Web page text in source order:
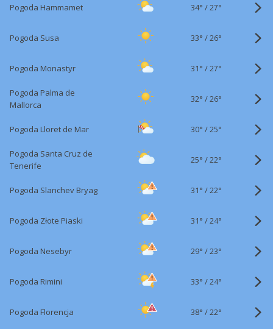
Pogoda Hammamet 34° /27°
Pogoda Susa 33° /26°
Pogoda Monastyr 31° /27°
Pogoda Palma de
Mallorca
32° /26°
Pogoda Lloret de Mar 30° /25°
Pogoda Santa Cruz de
Tenerife
25° /22°
Pogoda Slanchev Bryag 31° /22°
Pogoda Złote Piaski 31° /24°
Pogoda Nesebyr 29° /23°
Pogoda Rimini 33° /24°
Pogoda Florencja 38° /22°